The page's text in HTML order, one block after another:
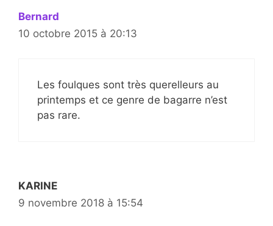
Bernard
10 octobre 2015 à 20:13
Les foulques sont très querelleurs au
printemps et ce genre de bagarre n’est
pas rare.
KARINE
9 novembre 2018 à 15:54